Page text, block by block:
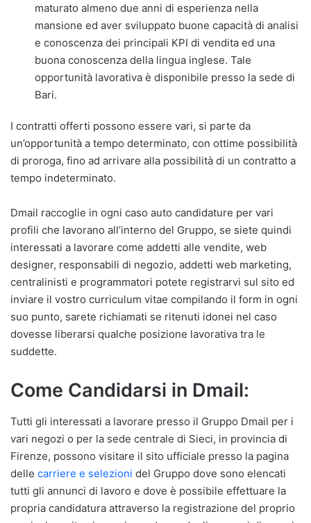
maturato almeno due anni di esperienza nella
mansione ed aver sviluppato buone capacità di analisi
e conoscenza dei principali KPI di vendita ed una
buona conoscenza della lingua inglese. Tale
opportunità lavorativa è disponibile presso la sede di
Bari.
I contratti offerti possono essere vari, si parte da
un’opportunità a tempo determinato, con ottime possibilità
di proroga, fino ad arrivare alla possibilità di un contratto a
tempo indeterminato.
Dmail raccoglie in ogni caso auto candidature per vari
profili che lavorano all’interno del Gruppo, se siete quindi
interessati a lavorare come addetti alle vendite, web
designer, responsabili di negozio, addetti web marketing,
centralinisti e programmatori potete registrarvi sul sito ed
inviare il vostro curriculum vitae compilando il form in ogni
suo punto, sarete richiamati se ritenuti idonei nel caso
dovesse liberarsi qualche posizione lavorativa tra le
suddette.
Come Candidarsi in Dmail:
Tutti gli interessati a lavorare presso il Gruppo Dmail per i
vari negozi o per la sede centrale di Sieci, in provincia di
Firenze, possono visitare il sito ufficiale presso la pagina
delle carriere e selezioni del Gruppo dove sono elencati
tutti gli annunci di lavoro e dove è possibile effettuare la
propria candidatura attraverso la registrazione del proprio